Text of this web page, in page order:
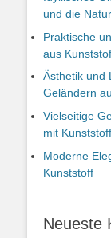
und die
Praktische
aus
Ästhetik und
Geländern
Vielseitige
mit
Moderne
Kunststoff
Neueste